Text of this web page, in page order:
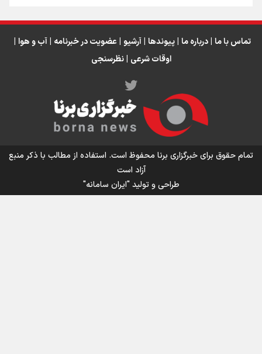
اینفو برنا/ میزان مالیات بر ارزش افزوده چقدر است؟
تماس با ما | درباره ما | پیوندها | آرشیو | عضویت در خبرنامه | آب و هوا |
اوقات شرعی | نظرسنجی
تمام حقوق برای خبرگزاری برنا محفوظ است. استفاده از مطالب با ذکر منبع
آزاد است
طراحی و تولید"ایران سامانه"